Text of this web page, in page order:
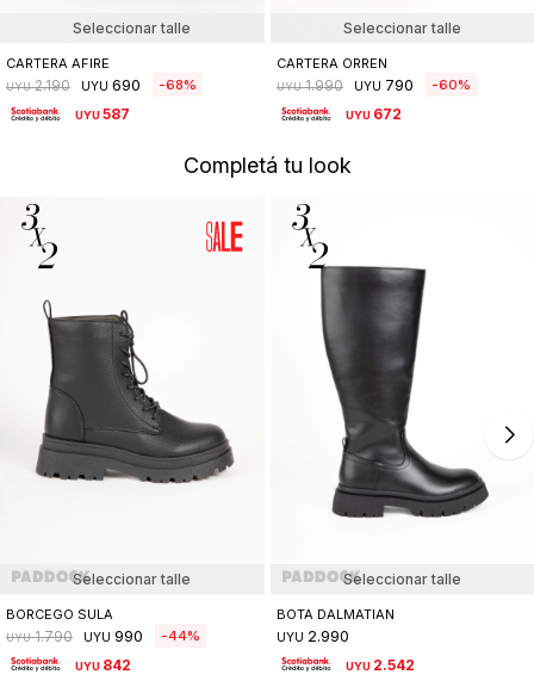
Seleccionar talle
CARTERA AFIRE
UYU 2.190 UYU 690 68
UYU587
Seleccionar talle
CARTERA ORREN
UYU 1.990 UYU 790 60
UYU 672
Completá tu look
Seleccionar talle
BORCEGO SULA
UYU 1.790 UYU 990 44
UYU 842
Seleccionar talle
BOTA DALMATIAN
UYU 2.990
UYU 2.542